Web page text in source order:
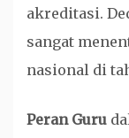
akreditasi.
sangat
nasional di
Peran Guru